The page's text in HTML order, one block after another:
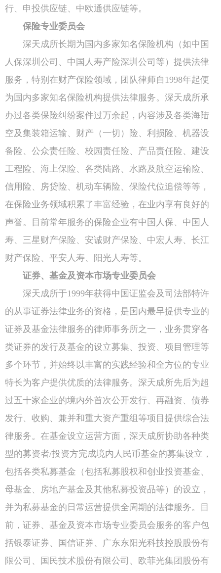
行、申投供应链、中欧通供应链等。
保险专业委员会
深天成所长期为国内多家知名保险机构（如中国
人保深圳公司、中国人寿产险深圳公司等）提供法律
服务，特别在财产保险领域，团队律师自1998年起便
为国内多家知名保险机构提供法律服务。深天成所承
办过各类保险纠纷案件过万余起，内容涉及各类海陆
空及集装箱运输、财产（一切）险、利损险、机器设
备险、公众责任险、校园责任险、产品责任险、建设
工程险、海上保险、各类陆路、水路及航空运输险、
信用险、房贷险、机动车辆险、保险代位追偿等等，
在保险业务领域积累了丰富经验，在业内享有良好的
声誉。目前常年服务的保险企业有中国人保、中国人
寿、三星财产保险、安诚财产保险、中宏人寿、长江
财产保险、平安人寿、阳光人寿等。
证券、基金及资本市场专业委员会
深天成所于1999年获得中国证监会及司法部特许
的从事证券法律业务的资格，是国内最早提供专业的
证券及基金法律服务的律师事务所之一，业务贯穿各
类证券的发行及基金的设立募集、投资、项目管理等
多个环节，并始终以丰富的实践经验和全方位的专业
特长为客户提供优质的法律服务。深天成所先后为超
过五十家企业的境内外首次公开发行、再融资、债券
发行、收购、兼并和重大资产重组等项目提供综合法
律服务。在基金设立运营方面，深天成所协助各种类
型的募资者/投资方完成境内人民币基金的募集设立，
包括各类私募基金（包括私募股权和创业投资基金、
母基金、房地产基金及其他私募投资品等）的设立，
并为私募基金的日常运营提供全周期的法律服务。目
前，证券、基金及资本市场专业委员会服务的客户包
括银泰证券、国信证券、广东东阳光科技控股股份有
限公司、国民技术股份有限公司、欧菲光集团股份有